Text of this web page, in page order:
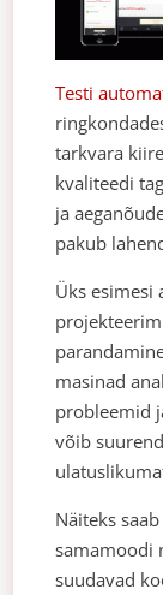
Testi
tarkvara
kvaliteedi
ja
pakub
Üks esimesi
masinad
probleemid
võib
Näiteks
samamoodi
suudavad